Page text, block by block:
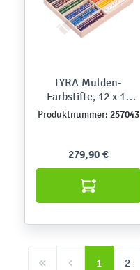
LYRA Mulden-
Farbstifte, 12 x 12
Farben
Produktnummer: 257043
279,90 €
1 2